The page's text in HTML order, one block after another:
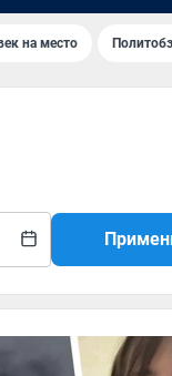
на место